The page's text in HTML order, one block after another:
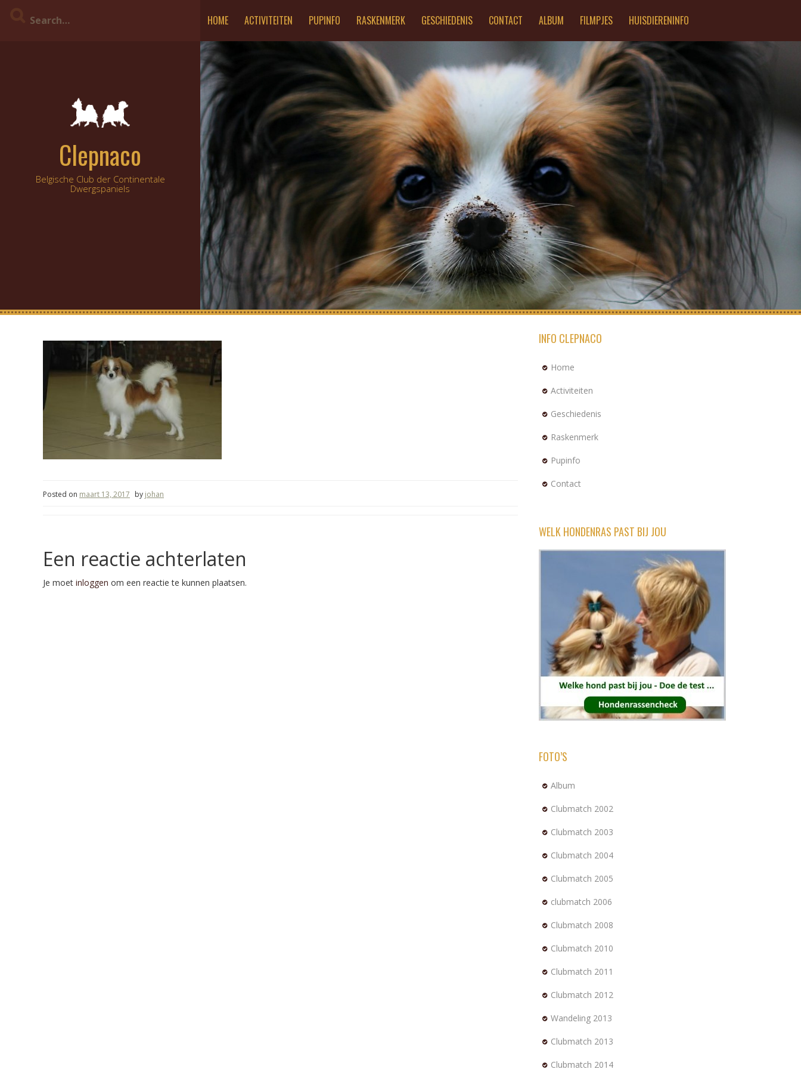
HOME ACTIVITEITEN PUPINFO RASKENMERK GESCHIEDENIS CONTACT ALBUM FILMPJES HUISDIERENINFO
Clepnaco
Belgische Club der Continentale
Dwergspaniels
Posted on maart 13, 2017 by johan
Een reactie achterlaten
Je moet inloggen om een reactie te kunnen plaatsen.
INFO CLEPNACO
Home
Activiteiten
Geschiedenis
Raskenmerk
Pupinfo
Contact
WELK HONDENRAS PAST BIJ JOU
FOTO’S
Album
Clubmatch 2002
Clubmatch 2003
Clubmatch 2004
Clubmatch 2005
clubmatch 2006
Clubmatch 2008
Clubmatch 2010
Clubmatch 2011
Clubmatch 2012
Wandeling 2013
Clubmatch 2013
Clubmatch 2014